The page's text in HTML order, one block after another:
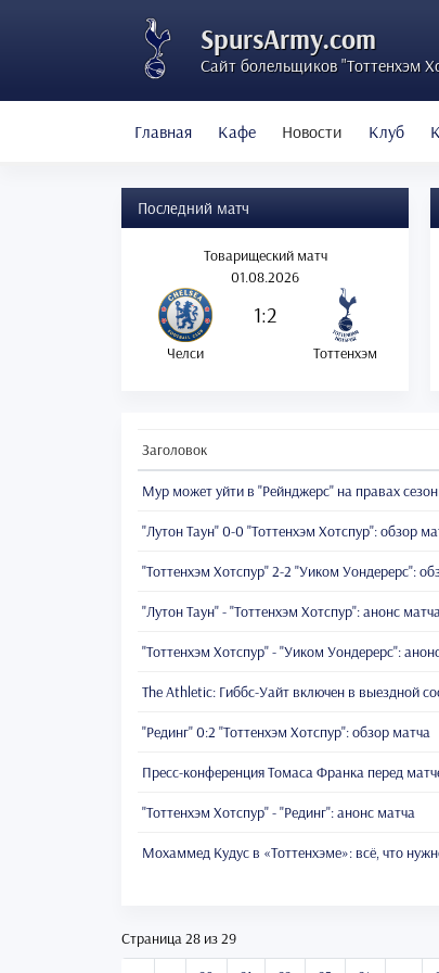
SpursArmy.com
Сайт болельщиков "Тоттенхэм
Главная Кафе Новости Клуб
Последний матч
Товарищеский матч
01.08.2026
1:2
Челси Тоттенхэм
Заголовок
Мур может уйти в "Рейнджерс" на правах
"Лутон Таун" 0-0 "Тоттенхэм Хотспур": обзор
"Тоттенхэм Хотспур" 2-2 "Уиком Уондерерс":
"Лутон Таун" - "Тоттенхэм Хотспур": анонс
"Тоттенхэм Хотспур" - "Уиком Уондерерс":
The Athletic: Гиббс-Уайт включен в выездной
"Рединг" 0:2 "Тоттенхэм Хотспур": обзор матча
Пресс-конференция Томаса Франка перед
"Тоттенхэм Хотспур" - "Рединг": анонс матча
Мохаммед Кудус в «Тоттенхэме»: всё, что
Страница 28 из 29